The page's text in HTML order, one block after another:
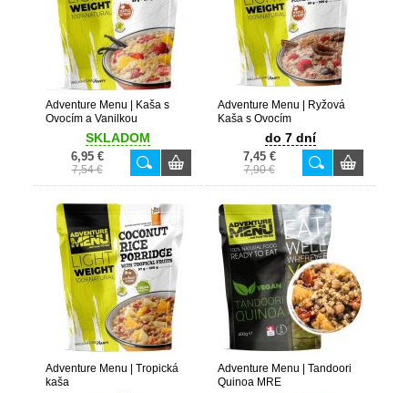
Adventure Menu | Kaša s
Ovocím a Vanilkou
SKLADOM
6,95 €
7,54 €
Adventure Menu | Ryžová
Kaša s Ovocím
do 7 dní
7,45 €
7,90 €
Adventure Menu | Tropická
kaša
Adventure Menu | Tandoori
Quinoa MRE